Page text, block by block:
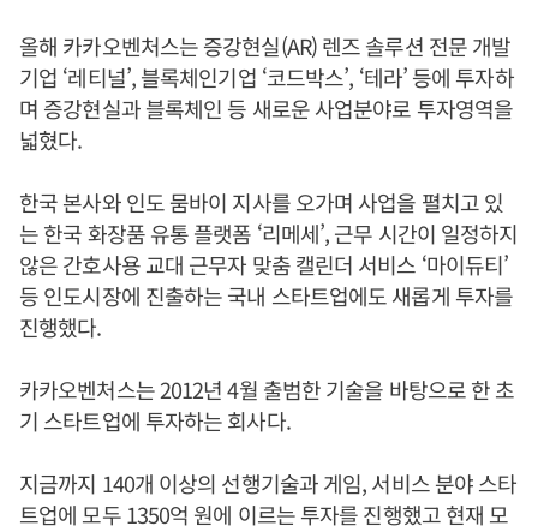
올해 카카오벤처스는 증강현실(AR) 렌즈 솔루션 전문 개발
기업 ‘레티널’, 블록체인기업 ‘코드박스’, ‘테라’ 등에 투자하
며 증강현실과 블록체인 등 새로운 사업분야로 투자영역을
넓혔다.
한국 본사와 인도 뭄바이 지사를 오가며 사업을 펼치고 있
는 한국 화장품 유통 플랫폼 ‘리메세’, 근무 시간이 일정하지
않은 간호사용 교대 근무자 맞춤 캘린더 서비스 ‘마이듀티’
등 인도시장에 진출하는 국내 스타트업에도 새롭게 투자를
진행했다.
카카오벤처스는 2012년 4월 출범한 기술을 바탕으로 한 초
기 스타트업에 투자하는 회사다.
지금까지 140개 이상의 선행기술과 게임, 서비스 분야 스타
트업에 모두 1350억 원에 이르는 투자를 진행했고 현재 모